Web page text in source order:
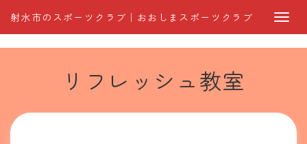
射水市のスポーツクラブ｜おおしまスポーツクラブ
リフレッシュ教室